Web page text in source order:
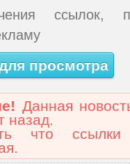
ссылок,
просмотра
Данная
назад.
что ссылки